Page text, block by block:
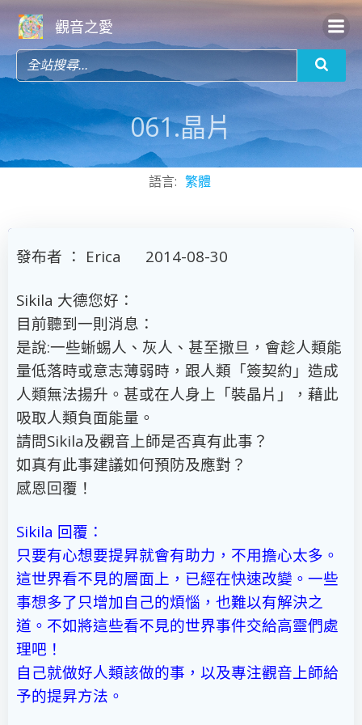
content
觀音之愛
061.晶片
語言: 繁體
發布者 ： Erica 2014-08-30
Sikila 大德您好：
目前聽到一則消息：
是說:一些蜥蜴人、灰人、甚至撒旦，會趁人類能
量低落時或意志薄弱時，跟人類「簽契約」造成
人類無法揚升。甚或在人身上「裝晶片」，藉此
吸取人類負面能量。
請問Sikila及觀音上師是否真有此事？
如真有此事建議如何預防及應對？
感恩回覆！
Sikila 回覆：
只要有心想要提昇就會有助力，不用擔心太多。
這世界看不見的層面上，已經在快速改變。一些
事想多了只增加自己的煩惱，也難以有解決之
道。不如將這些看不見的世界事件交給高靈們處
理吧！
自己就做好人類該做的事，以及專注觀音上師給
予的提昇方法。